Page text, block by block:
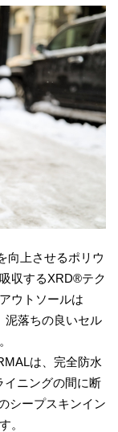
向上させるポリウ
収するXRD®テク
ウトソールは
落ちの良いセル
は、完全防水
イニングの間に断
シープスキンイン
。